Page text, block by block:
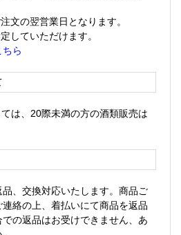
文の翌営業日となります。
していただけます。
ら
は、20際未満の方の酒類販売は
、交換対応いたします。商品ご
絡の上、着払いにて商品を返品
の返品はお受けできません、あ